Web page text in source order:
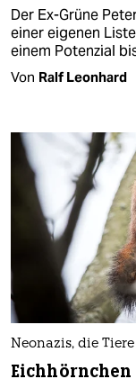
Der Ex-Grüne
einer eigenen
einem Potenzial
Von Ralf Leonhard
Neonazis, die
Eichhörnchen